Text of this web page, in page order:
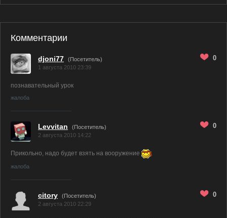
Комментарии
djoni77
(Посетитель)
1 августа 2010 23:39
0
познавательный урок
жалоба
Levvitan
(Посетитель)
2 августа 2010 14:22
0
Прикольно, надо будет взять на вооружение
жалоба
citory
(Посетитель)
2 августа 2010 22:29
0